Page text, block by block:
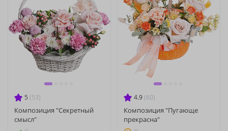
5 (53)
Композиция "Секретный
смысл"
4.9 (60)
Композиция "Пугающе
прекрасна"